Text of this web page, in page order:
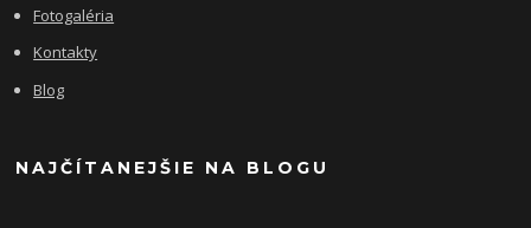
Fotogaléria
Kontakty
Blog
NAJČÍTANEJŠIE NA BLOGU